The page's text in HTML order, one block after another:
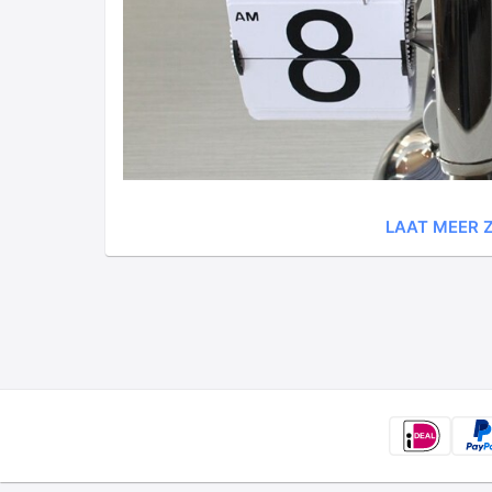
LAAT MEER